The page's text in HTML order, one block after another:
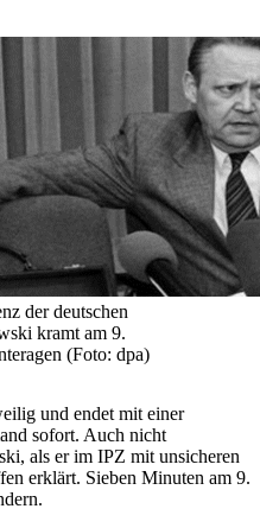
der deutschen
kramt am 9.
(Foto: dpa)
und endet mit einer
sofort. Auch nicht
als er im IPZ mit unsicheren
erklärt. Sieben Minuten am 9.